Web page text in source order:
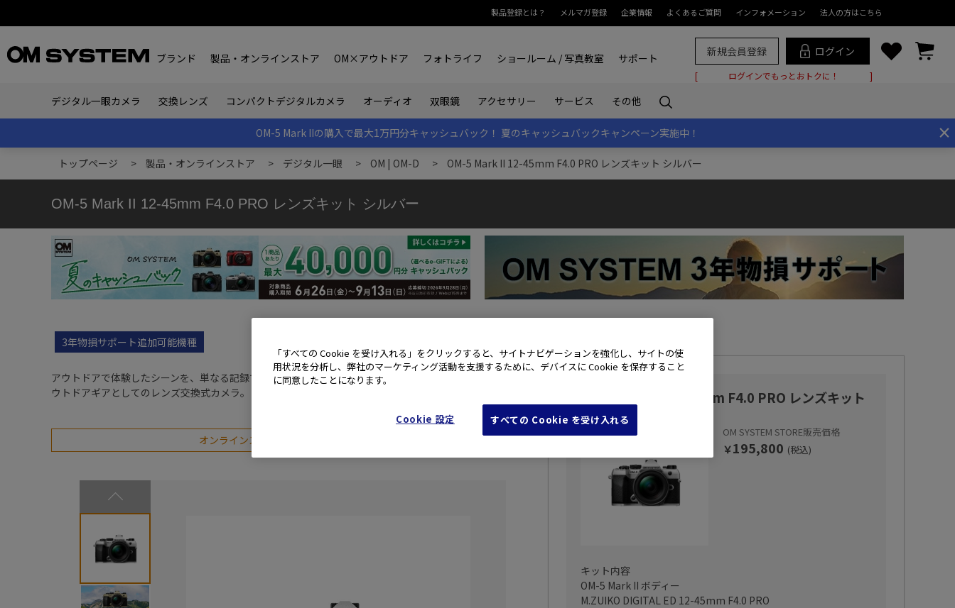
製品登録とは？ メルマガ登録 企業情報 よくあるご質問 インフォメーション 法人の方はこちら
ブランド 製品・オンラインストア OM×アウトドア フォトライフ ショールーム / 写真教室 サポート 新規会員登録 ログイン
ログインでもっとおトクに！
デジタル一眼カメラ 交換レンズ コンパクトデジタルカメラ オーディオ 双眼鏡 アクセサリー サービス その他
×
OM-5 Mark IIの購入で最大1万円分キャッシュバック！ 夏のキャッシュバックキャンペーン実施中！
トップページ > 製品・オンラインストア > デジタル一眼 > OM | OM-D > OM-5 Mark II 12-45mm F4.0 PRO レンズキット シルバー
OM-5 Mark II 12-45mm F4.0 PRO レンズキット シルバー
3年物損サポート追加可能機種
アウトドアで体験したシーンを、単なる記録でなく、作品として鮮やかに写し、残すことができるア
ウトドアギアとしてのレンズ交換式カメラ。
オンラインストアなら３年保証付き
OM-5 Mark II 12-45mm F4.0 PRO レンズキット
OM SYSTEM STORE販売価格
￥195,800 (税込)
キット内容
OM-5 Mark II ボディー
M.ZUIKO DIGITAL ED 12-45mm F4.0 PRO
「すべての Cookie を受け入れる」をクリックすると、サイトナビゲーションを強化し、サイトの使
用状況を分析し、弊社のマーケティング活動を支援するために、デバイスに Cookie を保存すること
に同意したことになります。
Cookie 設定 すべての Cookie を受け入れる